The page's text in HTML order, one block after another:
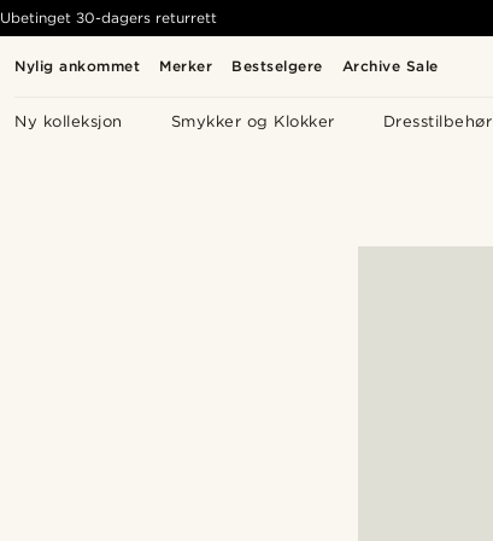
Nylig ankommet Merker Bestselgere Archive Sale
Ny kolleksjon Smykker og Klokker Dresstilbehør
Ubetinget 30-dagers returrett